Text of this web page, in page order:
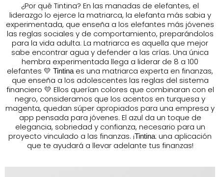
¿Por qué Tintina? En las manadas de elefantes, el
liderazgo lo ejerce la matriarca, la elefanta más sabia y
experimentada, que enseña a los elefantes más jóvenes
las reglas sociales y de comportamiento, preparándolos
para la vida adulta. La matriarca es aquella que mejor
sabe encontrar agua y defender a las crías. Una única
hembra experimentada llega a liderar de 8 a 100
elefantes 💛 Tintinaes una matriarca experta en finanzas,
que enseña a los adolescentes las reglas del sistema
financiero 💛 Ellos querían colores que combinaran con el
negro, consideramos que los acentos en turquesa y
magenta, quedan súper apropiados para una empresa y
app pensada para jóvenes. El azul da un toque de
elegancia, sobriedad y confianza, necesario para un
proyecto vinculado a las finanzas. ¡Tintina: una aplicación
que te ayudará a llevar adelante tus finanzas!